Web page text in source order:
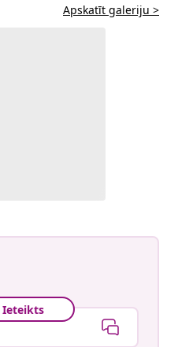
Apskatīt galeriju >
Ieteikts